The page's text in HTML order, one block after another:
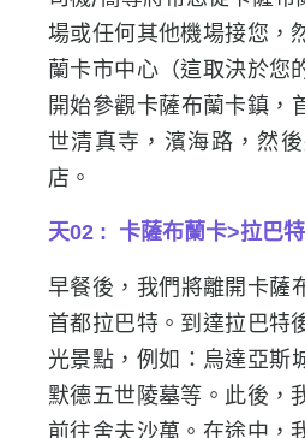
場或任何其他機場接您，
蘭卡市中心（這取決於您
開始參觀卡薩布蘭卡鎮，
世清真寺， 濱海路，然
店。
天02 : 卡薩布蘭卡>拉巴
早餐後，我們將離開卡薩
首都拉巴特。 到達拉巴特
光景點，例如：烏達亞斯
默德五世陵墓等。此後，
前往舍夫沙萬。在途中，